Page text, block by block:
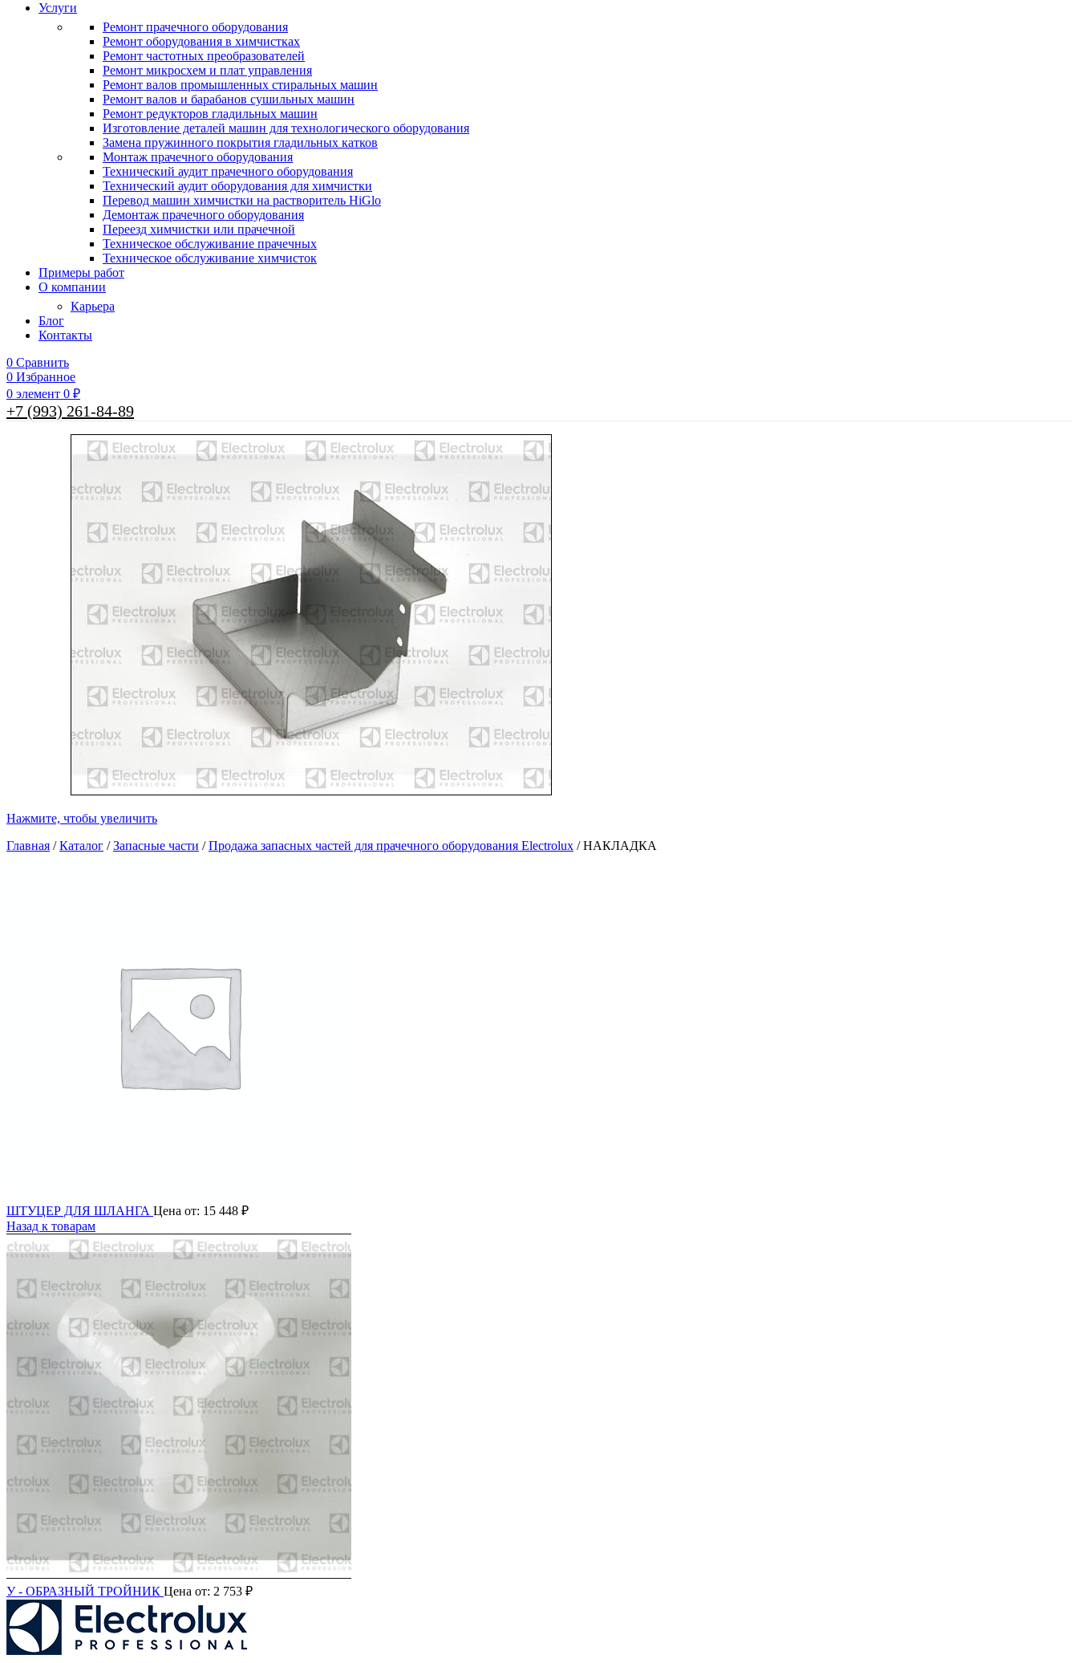
Услуги
Ремонт прачечного оборудования
Ремонт оборудования в химчистках
Ремонт частотных преобразователей
Ремонт микросхем и плат управления
Ремонт валов промышленных стиральных машин
Ремонт валов и барабанов сушильных машин
Ремонт редукторов гладильных машин
Изготовление деталей машин для технологического оборудования
Замена пружинного покрытия гладильных катков
Монтаж прачечного оборудования
Технический аудит прачечного оборудования
Технический аудит оборудования для химчистки
Перевод машин химчистки на растворитель HiGlo
Демонтаж прачечного оборудования
Переезд химчистки или прачечной
Техническое обслуживание прачечных
Техническое обслуживание химчисток
Примеры работ
О компании
Карьера
Блог
Контакты
0 Сравнить
0 Избранное
0 элемент 0 ₽
+7 (993) 261-84-89
Нажмите, чтобы увеличить
Главная /Каталог /Запасные части /Продажа запасных частей для прачечного оборудования Electrolux /НАКЛАДКА
ШТУЦЕР ДЛЯ ШЛАНГА Цена от: 15 448 ₽
Назад к товарам
У - ОБРАЗНЫЙ ТРОЙНИК Цена от: 2 753 ₽